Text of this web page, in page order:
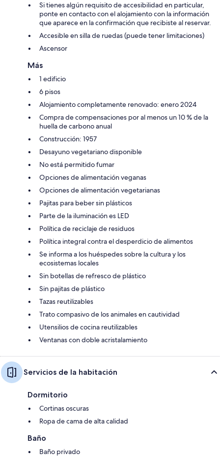
Si tienes algún requisito de accesibilidad en particular,
ponte en contacto con el alojamiento con la información
que aparece en la confirmación que recibiste al reservar.
Accesible en silla de ruedas (puede tener limitaciones)
Ascensor
Más
1 edificio
6 pisos
Alojamiento completamente renovado: enero 2024
Compra de compensaciones por al menos un 10 % de la
huella de carbono anual
Construcción: 1957
Desayuno vegetariano disponible
No está permitido fumar
Opciones de alimentación veganas
Opciones de alimentación vegetarianas
Pajitas para beber sin plásticos
Parte de la iluminación es LED
Política de reciclaje de residuos
Política integral contra el desperdicio de alimentos
Se informa a los huéspedes sobre la cultura y los
ecosistemas locales
Sin botellas de refresco de plástico
Sin pajitas de plástico
Tazas reutilizables
Trato compasivo de los animales en cautividad
Utensilios de cocina reutilizables
Ventanas con doble acristalamiento
Servicios de la habitación
Dormitorio
Cortinas oscuras
Ropa de cama de alta calidad
Baño
Baño privado